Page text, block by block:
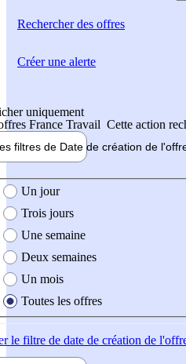
Rechercherdes offres
uniquement
France Travail Cette action
filtres de Date de création de
création de l'offre
Un jour
Trois jours
Une semaine
Deux semaines
Un mois
Toutes les offres
le filtre de date de création de
Créer une alerte